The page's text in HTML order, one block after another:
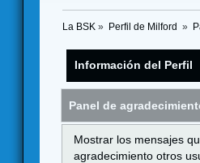
La BSK » Perfil de Milford »
Información del Perfil
Panel de
Mostrar los mensajes
agradecimiento otros